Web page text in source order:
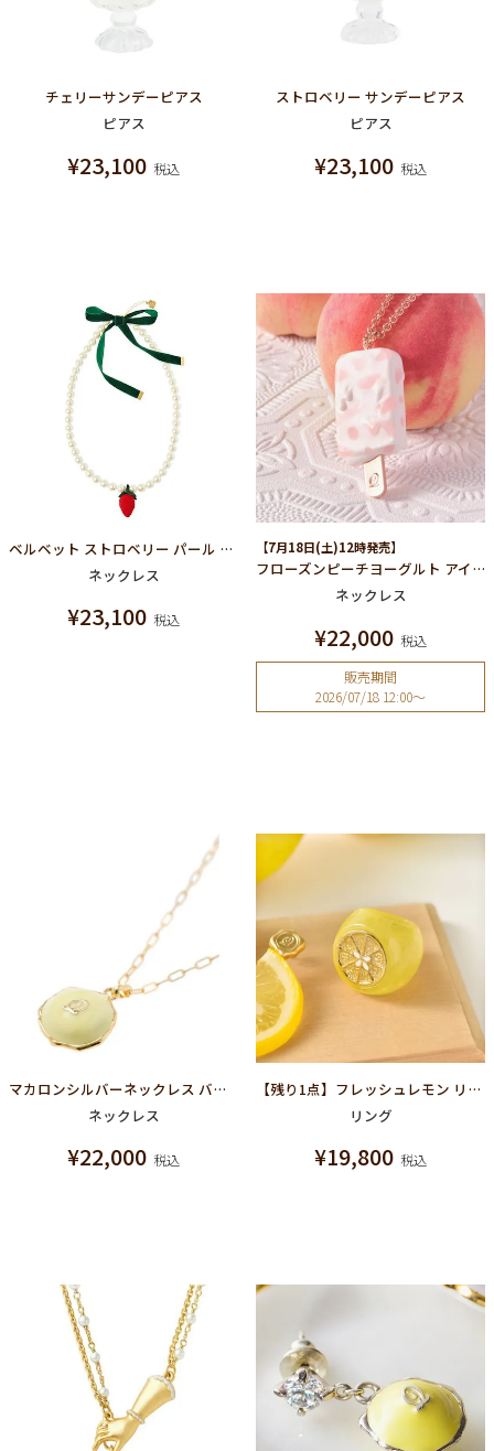
チェリーサンデーピアス
ピアス
¥23,100 税込
ストロベリー サンデーピアス
ピアス
¥23,100 税込
ベルベット ストロベリー パール ネックレス
ネックレス
¥23,100 税込
【7月18日(土)12時発売】
フローズンピーチヨーグルト アイスキャンディー ネックレス
ネックレス
¥22,000 税込
販売期間
2026/07/18 12:00〜
マカロンシルバーネックレス バナナ(L)
ネックレス
¥22,000 税込
【残り1点】フレッシュレモン リング
リング
¥19,800 税込